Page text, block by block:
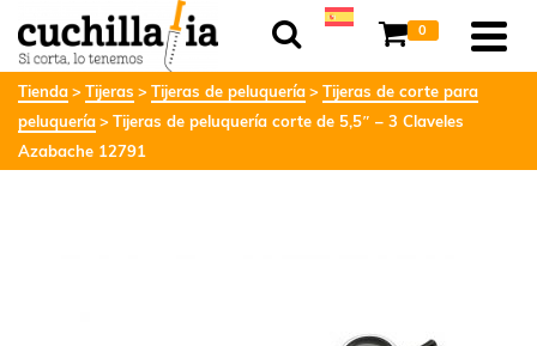
0
Tienda Tijeras Tijeras de peluquería
Tijeras de corte para
peluquería
Tijeras de peluquería corte de 5,5″ – 3 Claveles
Azabache 12791